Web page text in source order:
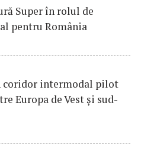
Super în rolul de
pentru România
coridor intermodal pilot
Europa de Vest și sud-